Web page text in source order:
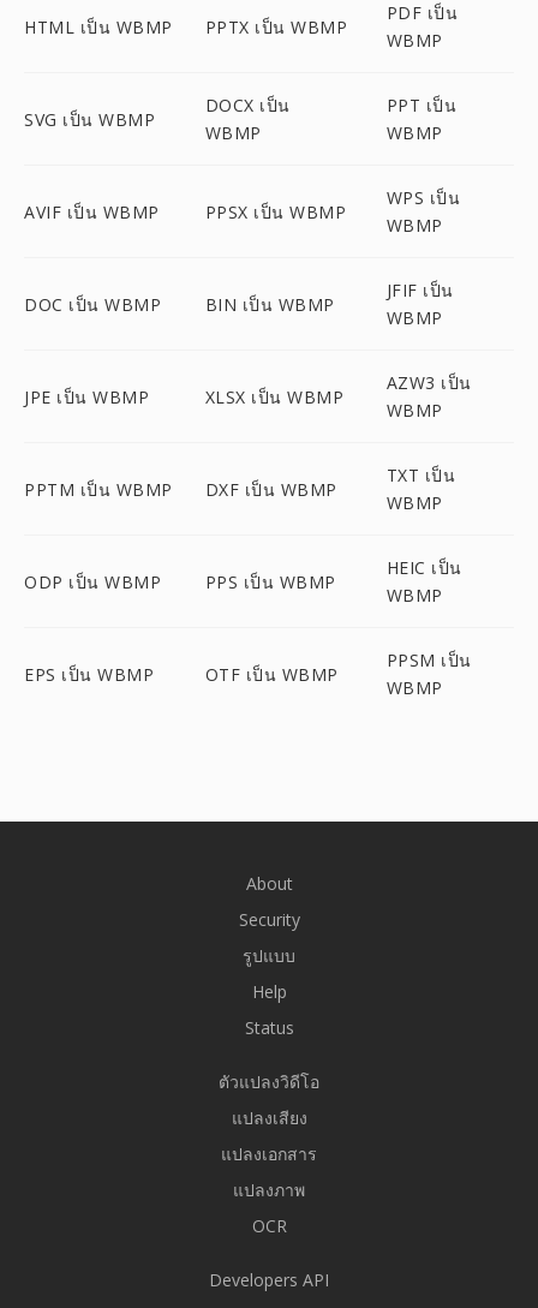
HTML เป็น WBMP PPTX เป็น WBMP
PDF เป็น
WBMP
SVG เป็น WBMP
DOCX เป็น
WBMP
PPT เป็น
WBMP
AVIF เป็น WBMP PPSX เป็น WBMP
WPS เป็น
WBMP
DOC เป็น WBMP BIN เป็น WBMP
JFIF เป็น
WBMP
JPE เป็น WBMP XLSX เป็น WBMP
AZW3 เป็น
WBMP
PPTM เป็น WBMP DXF เป็น WBMP
TXT เป็น
WBMP
ODP เป็น WBMP PPS เป็น WBMP
HEIC เป็น
WBMP
EPS เป็น WBMP OTF เป็น WBMP
PPSM เป็น
WBMP
About
Security
รูปแบบ
Help
Status
ตัวแปลงวิดีโอ
แปลงเสียง
แปลงเอกสาร
แปลงภาพ
OCR
Developers API